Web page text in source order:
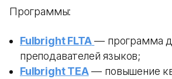
Программы:
Fulbright FLTA — программа
преподавателей языков;
Fulbright TEA— повышение